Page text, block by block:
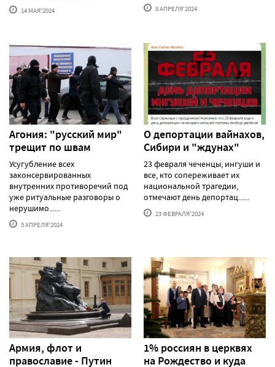
14 МАЯ'2024 8 АПРЕЛЯ'2024
Агония: "русский мир"
трещит по швам
Усугубление всех
законсервированных
внутренних противоречий под
уже ритуальные разговоры о
нерушимо......
5 АПРЕЛЯ'2024
О депортации вайнахов,
Сибири и "ждунах"
23 февраля чеченцы, ингуши и
все, кто сопереживает их
национальной трагедии,
отмечают день депортац......
23 ФЕВРАЛЯ'2024
Армия, флот и
православие - Путин
1% россиян в церквях
на Рождество и куда